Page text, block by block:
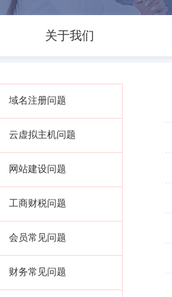
关于我们
域名注册问题
云虚拟主机问题
网站建设问题
工商财税问题
会员常见问题
财务常见问题